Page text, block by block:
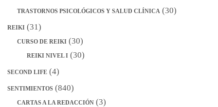
TRASTORNOS PSICOLÓGICOS Y SALUD CLÍNICA (30)
REIKI (31)
CURSO DE REIKI (30)
REIKI NIVEL I (30)
SECOND LIFE (4)
SENTIMIENTOS (840)
CARTAS A LA REDACCIÓN (3)